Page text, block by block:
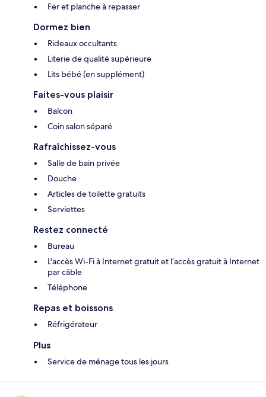
Fer et planche à repasser
Dormez bien
Rideaux occultants
Literie de qualité supérieure
Lits bébé (en supplément)
Faites-vous plaisir
Balcon
Coin salon séparé
Rafraîchissez-vous
Salle de bain privée
Douche
Articles de toilette gratuits
Serviettes
Restez connecté
Bureau
L'accès Wi-Fi à Internet gratuit et l’accès gratuit à Internet
par câble
Téléphone
Repas et boissons
Réfrigérateur
Plus
Service de ménage tous les jours